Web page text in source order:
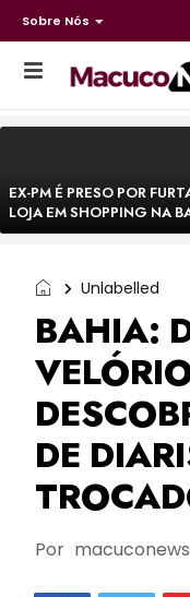
Sobre Nós
EX-PM É PRESO POR
LOJA EM SHOPPING NA
ESCAPA CORRENDO DE
Unlabelled
BAHIA:
DE
Por macuconews